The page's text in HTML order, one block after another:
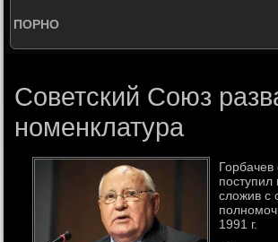
ПОРНО
Советский Союз
номенклатура
Горбачев
поступил
слοжив с
1991 г.